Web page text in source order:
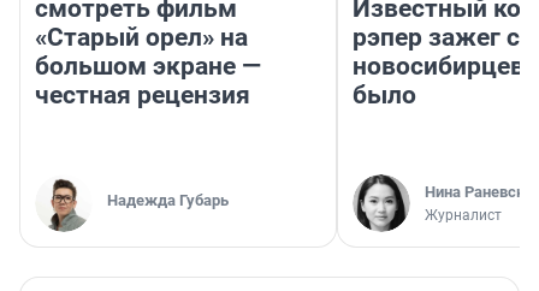
смотреть фильм
«Старый орел» на
большом экране —
честная рецензия
Надежда Губарь
Известный
рэпер зажег с
новосибирцев:
было
Нина
Журналист